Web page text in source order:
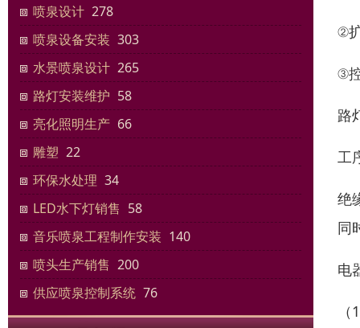
喷泉设计 278
喷泉设备安装 303
水景喷泉设计 265
路灯安装维护 58
亮化照明生产 66
雕塑 22
环保水处理 34
LED水下灯销售 58
音乐喷泉工程制作安装 140
喷头生产销售 200
供应喷泉控制系统 76
②
③
路
工
绝
同
电